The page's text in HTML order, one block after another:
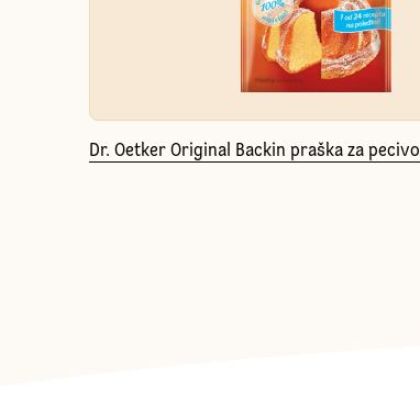
Dr. Oetker Original Backin praška za pecivo